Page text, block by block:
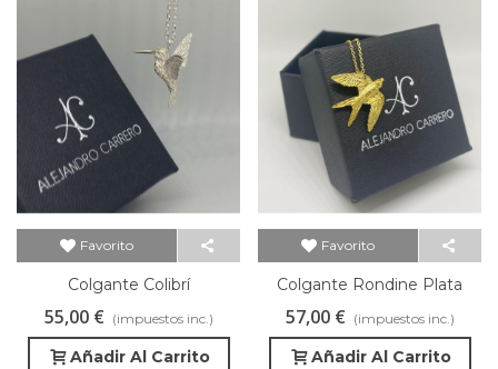
Favorito
Colgante Colibrí
55,00 € (impuestos inc.)
Añadir Al Carrito
Favorito
Colgante Rondine Plata
Bañada En Oro
57,00 € (impuestos inc.)
Añadir Al Carrito